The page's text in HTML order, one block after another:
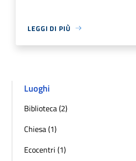
LEGGI DI PIÙ
Luoghi
Biblioteca (2)
Chiesa (1)
Ecocentri (1)